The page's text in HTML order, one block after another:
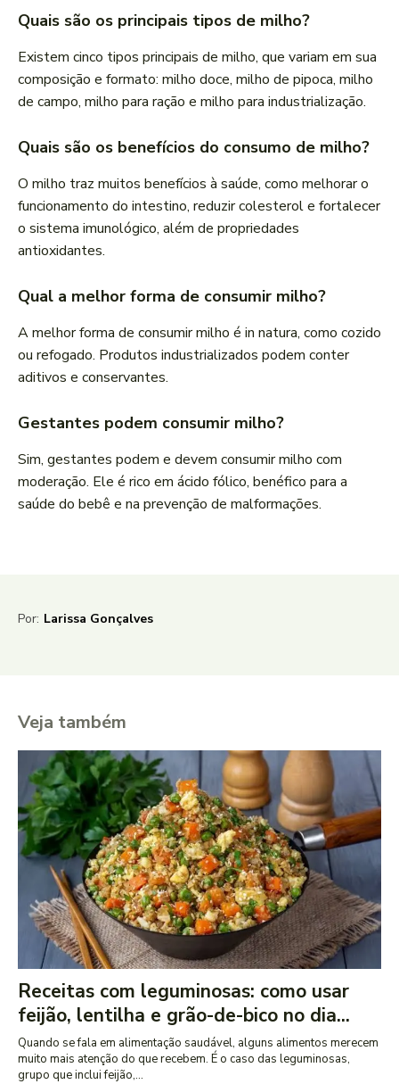
Quais são os principais tipos de milho?
Existem cinco tipos principais de milho, que variam em sua
composição e formato: milho doce, milho de pipoca, milho
de campo, milho para ração e milho para industrialização.
Quais são os benefícios do consumo de milho?
O milho traz muitos benefícios à saúde, como melhorar o
funcionamento do intestino, reduzir colesterol e fortalecer
o sistema imunológico, além de propriedades
antioxidantes.
Qual a melhor forma de consumir milho?
A melhor forma de consumir milho é in natura, como cozido
ou refogado. Produtos industrializados podem conter
aditivos e conservantes.
Gestantes podem consumir milho?
Sim, gestantes podem e devem consumir milho com
moderação. Ele é rico em ácido fólico, benéfico para a
saúde do bebê e na prevenção de malformações.
Por: Larissa Gonçalves
Veja também
Receitas com leguminosas: como usar
feijão, lentilha e grão-de-bico no dia...
Quando se fala em alimentação saudável, alguns alimentos merecem
muito mais atenção do que recebem. É o caso das leguminosas,
grupo que inclui feijão,...